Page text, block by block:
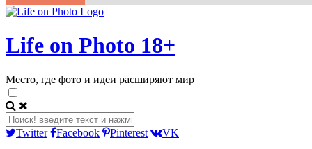
Life on Photo 18+
Место, где фото и идеи расширяют мир
Twitter Facebook Pinterest
VK